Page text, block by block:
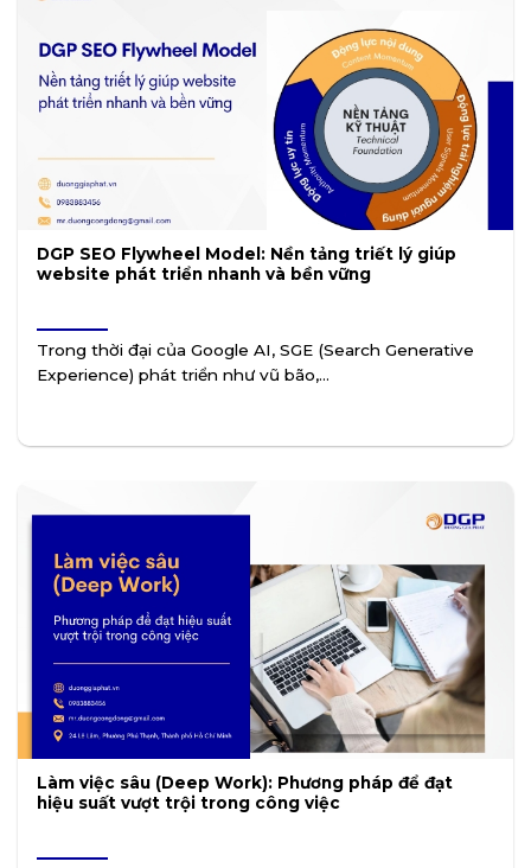
DGP SEO Flywheel Model: Nền tảng triết lý giúp
website phát triển nhanh và bền vững
Trong thời đại của Google AI, SGE (Search Generative
Experience) phát triển như vũ bão,...
Làm việc sâu (Deep Work): Phương pháp để đạt
hiệu suất vượt trội trong công việc